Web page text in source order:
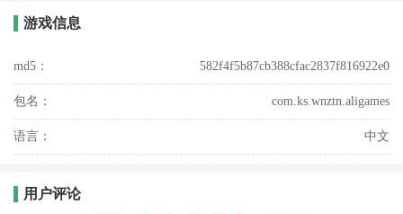
游戏信息
md5： 582f4f5b87cb388cfac2837f816922e0
包名： com.ks.wnztn.aligames
语言： 中文
用户评论